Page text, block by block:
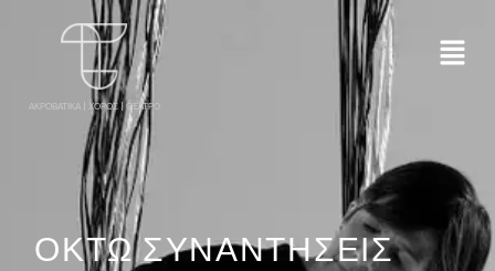
ΟΚΤΩ ΣΥΝΑΝΤΗΣΕΙΣ
ΑΚΡΟΒΑΤΙΚΑ | ΧΟΡΟΣ | ΘΕΑΤΡΟ